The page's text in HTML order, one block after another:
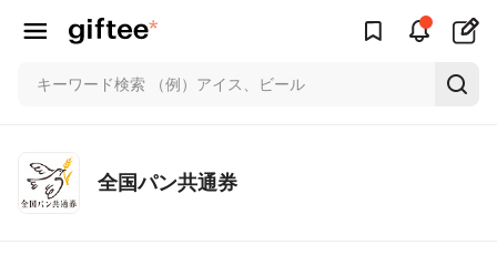
全国パン共通券